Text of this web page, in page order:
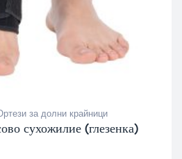
за долни крайници
сухожилие (глезенка)